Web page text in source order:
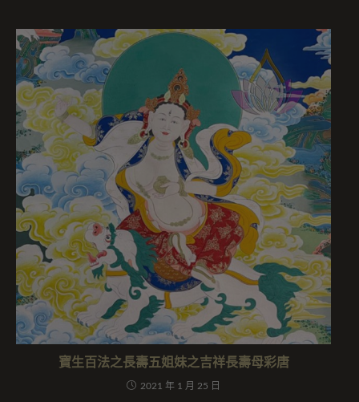
寶生百法之長壽五姐妹之吉祥長壽母彩唐
2021 年 1 月 25 日